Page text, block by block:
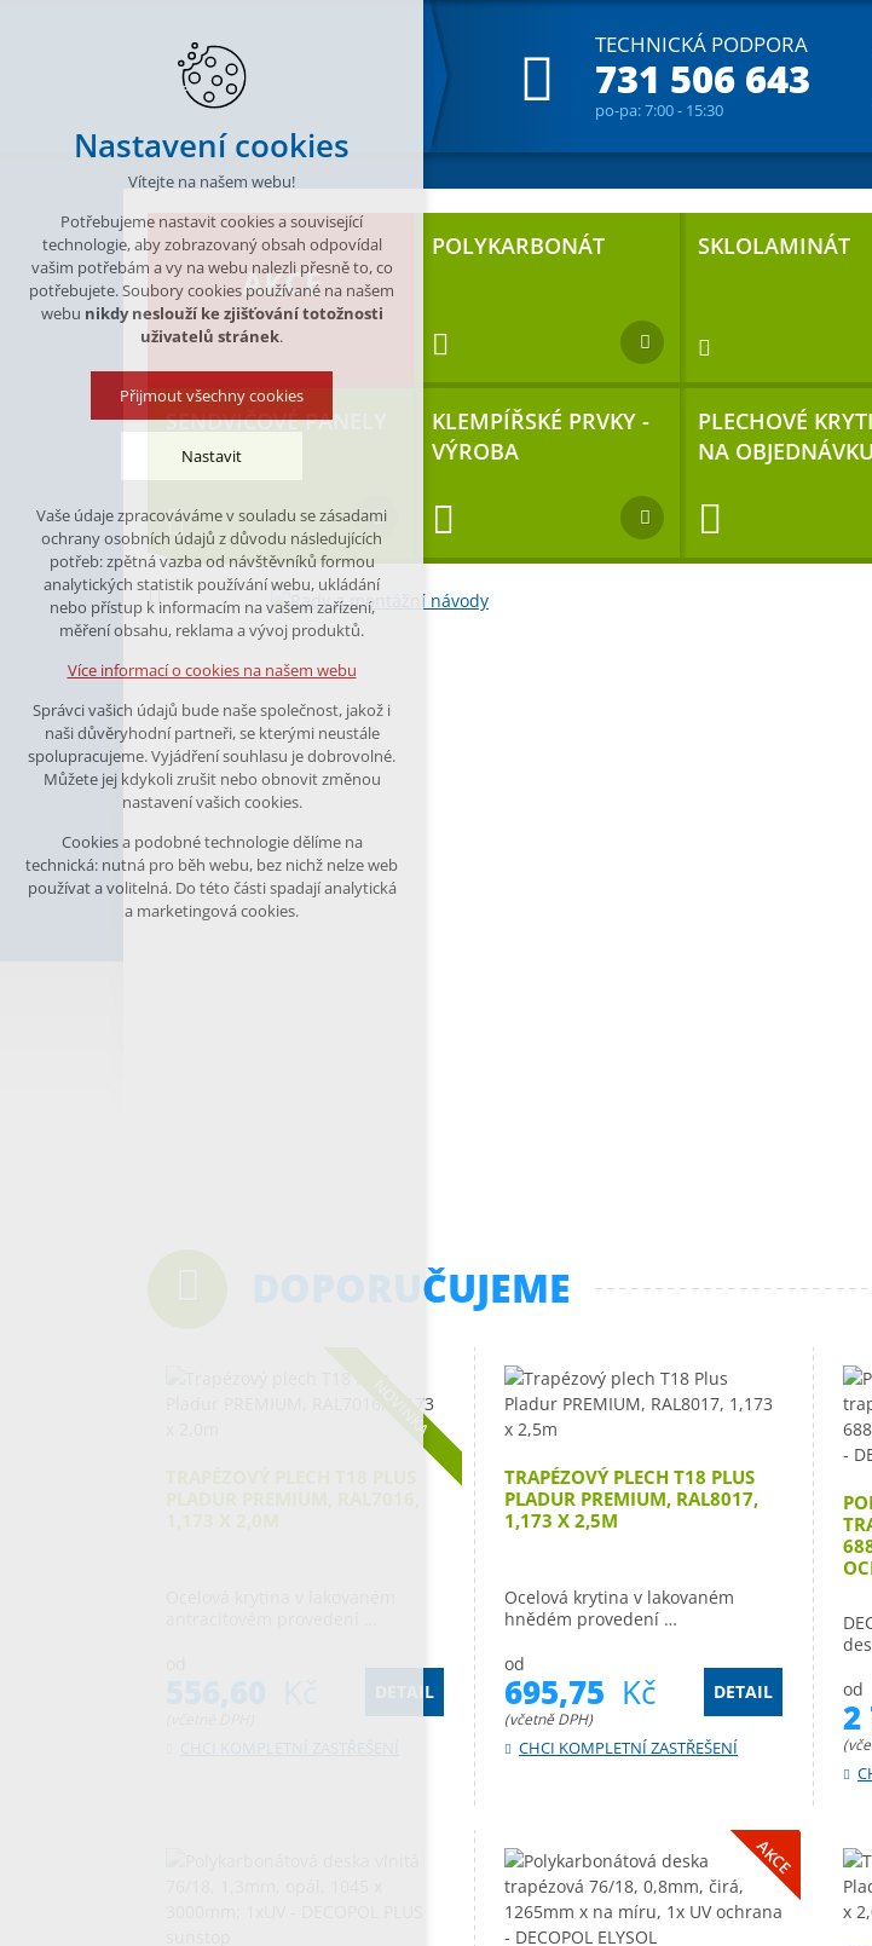
TECHNICKÁ PODPORA
731 506 643
po-pa: 7:00 - 15:30
AKCE
POLYKARBONÁT SKLOLAMINÁT
SENDVIČOVÉ PANELY
KLEMPÍŘSKÉ PRVKY -
VÝROBA
PLECHOVÉ
NA OBJEDNÁVKU
DOPORUČUJEME
NOVINKA
DETAIL
TRAPÉZOVÝ PLECH T18 PLUS
PLADUR PREMIUM, RAL8017,
1,173 X 2,5M
Ocelová krytina v lakovaném
hnědém provedení …
od
695,75 Kč
(včetně DPH)
DETAIL
CHCI KOMPLETNÍ ZASTŘEŠENÍ
od
2
AKCE
Nastavení cookies
Vítejte na našem webu!
Potřebujeme nastavit cookies a související
technologie, aby zobrazovaný obsah odpovídal
vašim potřebám a vy na webu nalezli přesně to, co
potřebujete. Soubory cookies používané na našem
webu nikdy neslouží ke zjišťování totožnosti
uživatelů stránek.
Přijmout všechny cookies
Nastavit
Technická cookies
nutná pro provozování webu
udržení kontextu stránek (session):
případná přihlášení, volby jazyka, apod.
Volitelná cookies
vyhodnocení návštěvnosti
marketingová cookies (Google)
Více informací o cookies na našem webu
Přijmout všechny cookies
Vaše údaje zpracováváme v souladu se zásadami
ochrany osobních údajů z důvodu následujících
potřeb: zpětná vazba od návštěvníků formou
analytických statistik používání webu, ukládání
nebo přístup k informacím na vašem zařízení,
měření obsahu, reklama a vývoj produktů.
Více informací o cookies na našem webu
Správci vašich údajů bude naše společnost, jakož i
naši důvěryhodní partneři, se kterými neustále
spolupracujeme. Vyjádření souhlasu je dobrovolné.
Můžete jej kdykoli zrušit nebo obnovit změnou
nastavení vašich cookies.
Cookies a podobné technologie dělíme na
technická: nutná pro běh webu, bez nichž nelze web
používat a volitelná. Do této části spadají analytická
a marketingová cookies.